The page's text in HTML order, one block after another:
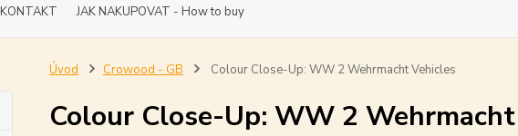
KONTAKT JAK NAKUPOVAT - How to buy
Úvod Crowood - GB Colour Close-Up: WW 2 Wehrmacht Vehicles
Colour Close-Up: WW 2